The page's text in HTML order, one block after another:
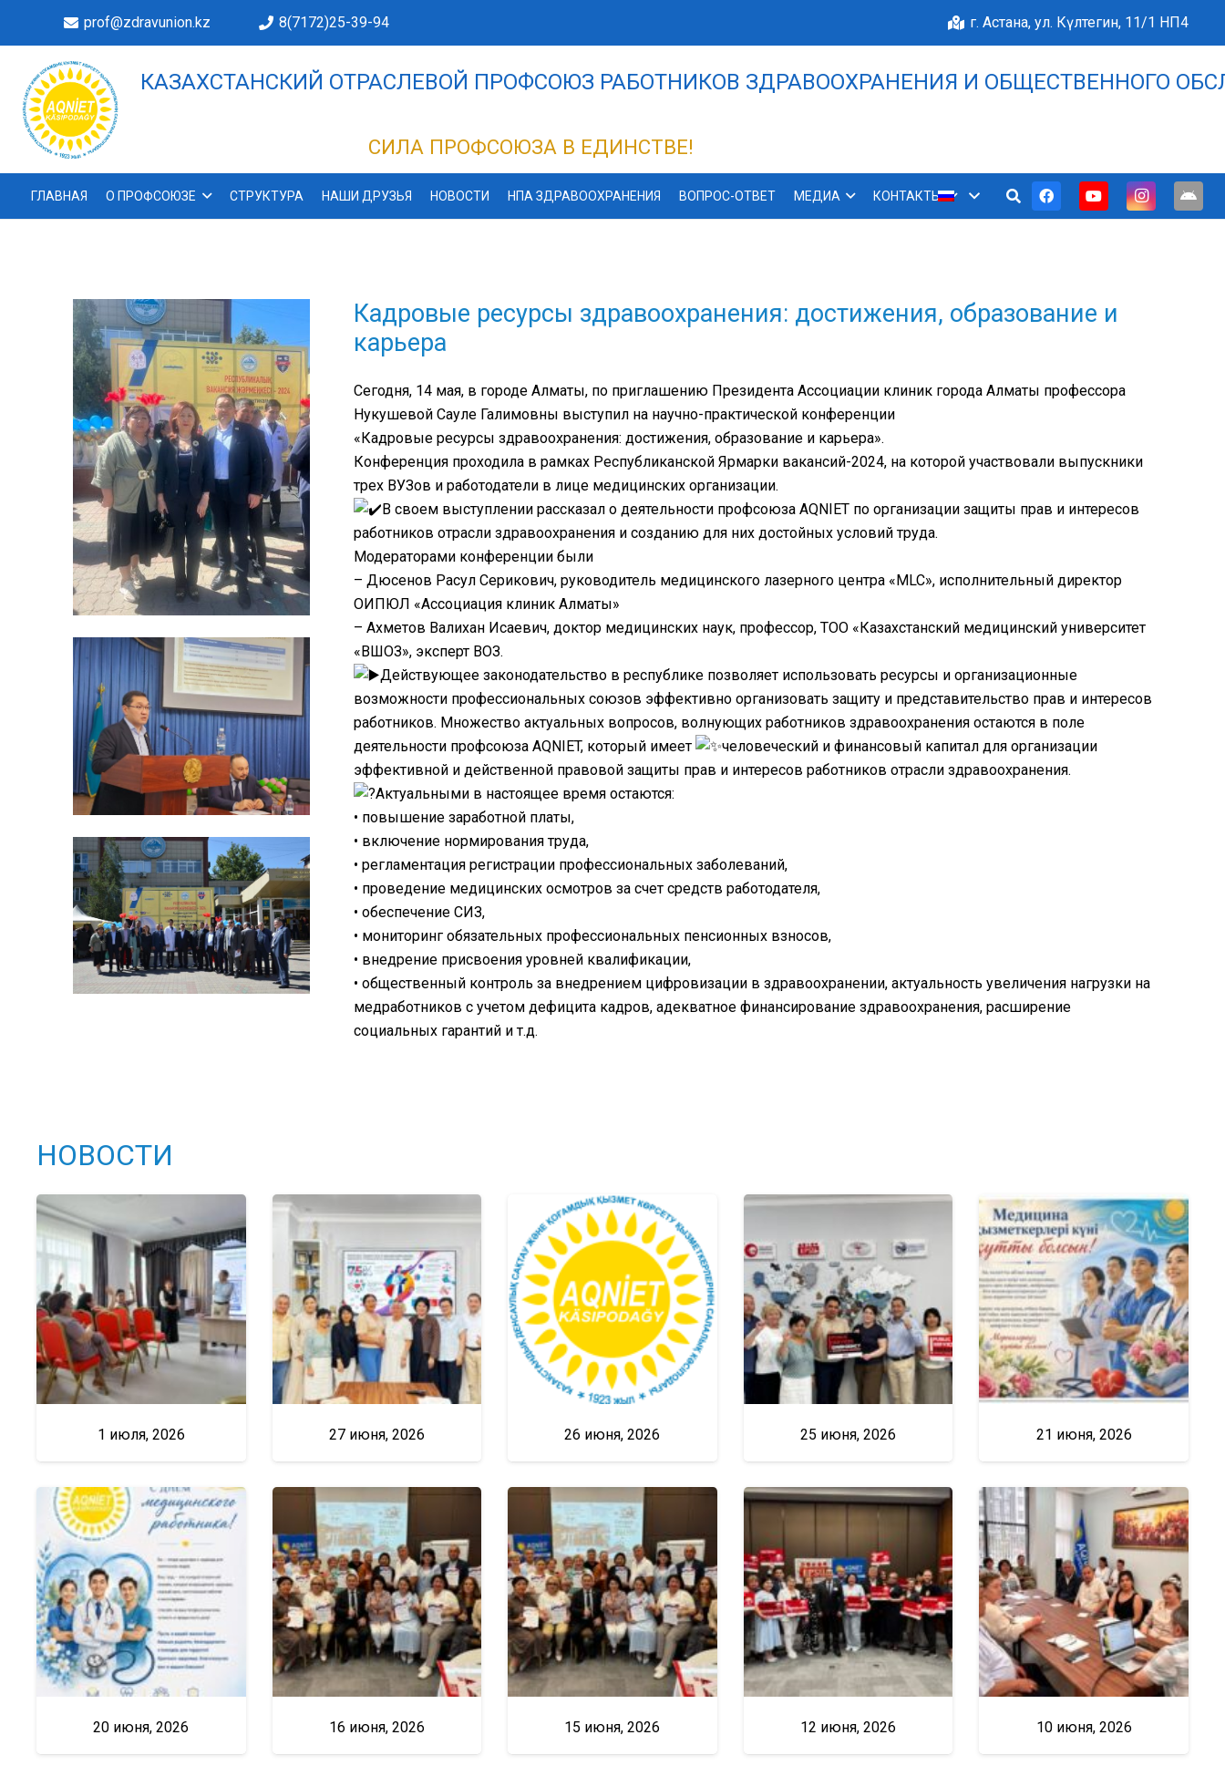
prof@zdravunion.kz 8(7172)25-39-94 г. Астана, ул. Күлтегин, 11/1 НП4
КАЗАХСТАНСКИЙ ОТРАСЛЕВОЙ ПРОФСОЮЗ РАБОТНИКОВ ЗДРАВООХРАНЕНИЯ И ОБЩЕСТВЕННОГО
СИЛА ПРОФСОЮЗА В ЕДИНСТВЕ!
ГЛАВНАЯ О ПРОФСОЮЗЕ СТРУКТУРА НАШИ ДРУЗЬЯ НОВОСТИ НПА ЗДРАВООХРАНЕНИЯ ВОПРОС-ОТВЕТ МЕДИА КОНТАКТЫ
Кадровые ресурсы здравоохранения: достижения, образование и
карьера
Сегодня, 14 мая, в городе Алматы, по приглашению Президента Ассоциации клиник города Алматы профессора
Нукушевой Сауле Галимовны выступил на научно-практической конференции
«Кадровые ресурсы здравоохранения: достижения, образование и карьера».
Конференция проходила в рамках Республиканской Ярмарки вакансий-2024, на которой участвовали выпускники
трех ВУЗов и работодатели в лице медицинских организации.
В своем выступлении рассказал о деятельности профсоюза AQNIET по организации защиты прав и интересов
работников отрасли здравоохранения и созданию для них достойных условий труда.
Модераторами конференции были
– Дюсенов Расул Серикович, руководитель медицинского лазерного центра «MLC», исполнительный директор
ОИПЮЛ «Ассоциация клиник Алматы»
– Ахметов Валихан Исаевич, доктор медицинских наук, профессор, ТОО «Казахстанский медицинский университет
«ВШОЗ», эксперт ВОЗ.
Действующее законодательство в республике позволяет использовать ресурсы и организационные
возможности профессиональных союзов эффективно организовать защиту и представительство прав и интересов
работников. Множество актуальных вопросов, волнующих работников здравоохранения остаются в поле
деятельности профсоюза AQNIET, который имеет
человеческий и финансовый капитал для организации
эффективной и действенной правовой защиты прав и интересов работников отрасли здравоохранения.
Актуальными в настоящее время остаются:
• повышение заработной платы,
• включение нормирования труда,
• регламентация регистрации профессиональных заболеваний,
• проведение медицинских осмотров за счет средств работодателя,
• обеспечение СИЗ,
• мониторинг обязательных профессиональных пенсионных взносов,
• внедрение присвоения уровней квалификации,
• общественный контроль за внедрением цифровизации в здравоохранении, актуальность увеличения нагрузки на
медработников с учетом дефицита кадров, адекватное финансирование здравоохранения, расширение
социальных гарантий и т.д.
НОВОСТИ
1 июля, 2026 27 июня, 2026 26 июня, 2026 25 июня, 2026 21 июня, 2026
20 июня, 2026 16 июня, 2026 15 июня, 2026 12 июня, 2026 10 июня, 2026